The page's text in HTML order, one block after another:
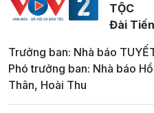
TỘC
Đài
Trưởng ban: Nhà báo
Phó trưởng ban: Nhà báo
Thân, Hoài Thu